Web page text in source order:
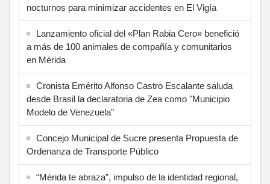
nocturnos para minimizar accidentes en El Vigía
Lanzamiento oficial del «Plan Rabia Cero» benefició
a más de 100 animales de compañía y comunitarios
en Mérida
Cronista Emérito Alfonso Castro Escalante saluda
desde Brasil la declaratoria de Zea como "Municipio
Modelo de Venezuela"
Concejo Municipal de Sucre presenta Propuesta de
Ordenanza de Transporte Público
“Mérida te abraza”, impulso de la identidad regional,